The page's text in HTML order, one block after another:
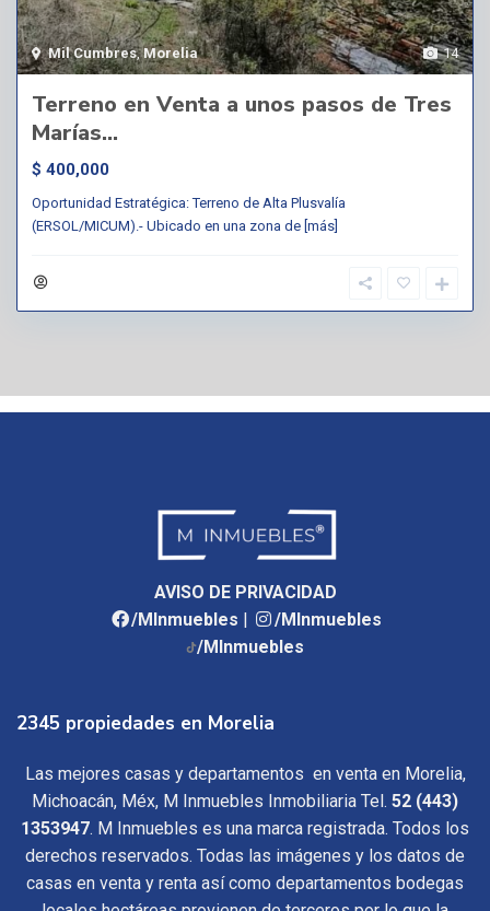
14
Mil Cumbres,Morelia
Terreno en Venta a unos pasos de Tres
Marías...
$ 400,000
Oportunidad Estratégica: Terreno de Alta Plusvalía
(ERSOL/MICUM).- Ubicado en una zona de [más]
AVISO DE PRIVACIDAD
/MInmuebles |
/MInmuebles
/MInmuebles
2345 propiedades en Morelia
Las mejores casas y departamentos en venta en Morelia,
Michoacán, Méx, M Inmuebles Inmobiliaria Tel. 52 (443)
1353947. M Inmuebles es una marca registrada. Todos los
derechos reservados. Todas las imágenes y los datos de
casas en venta y renta así como departamentos bodegas